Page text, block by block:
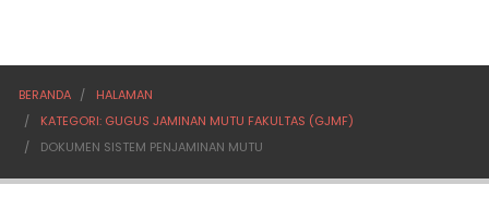
BERANDA
HALAMAN
KATEGORI: GUGUS JAMINAN MUTU FAKULTAS (GJMF)
DOKUMEN SISTEM PENJAMINAN MUTU